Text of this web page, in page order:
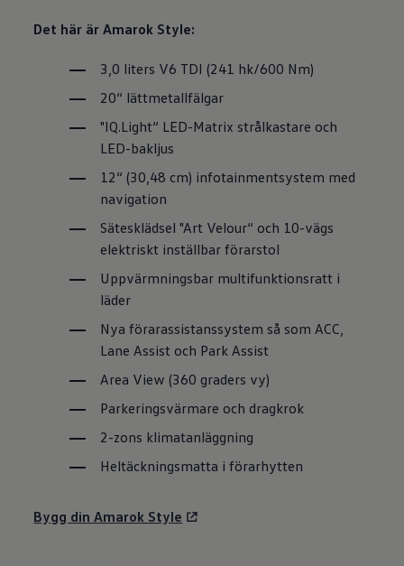
Det här är Amarok Style:
3,0 liters V6 TDI (241 hk/600 Nm)
20“ lättmetallfälgar
"IQ.Light“ LED-Matrix strålkastare och
LED-bakljus
12“ (30,48 cm) infotainmentsystem med
navigation
Sätesklädsel "Art Velour“ och 10-vägs
elektriskt inställbar förarstol
Uppvärmningsbar multifunktionsratt i
läder
Nya förarassistanssystem så som ACC,
Lane Assist och Park Assist
Area View (360 graders vy)
Parkeringsvärmare och dragkrok
2-zons klimatanläggning
Heltäckningsmatta i förarhytten
Bygg din Amarok Style